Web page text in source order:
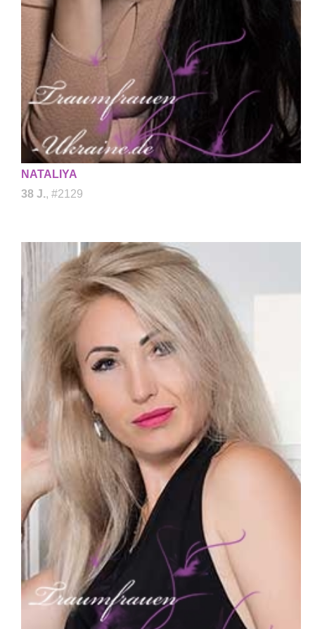
NATALIYA
38 J., #2129